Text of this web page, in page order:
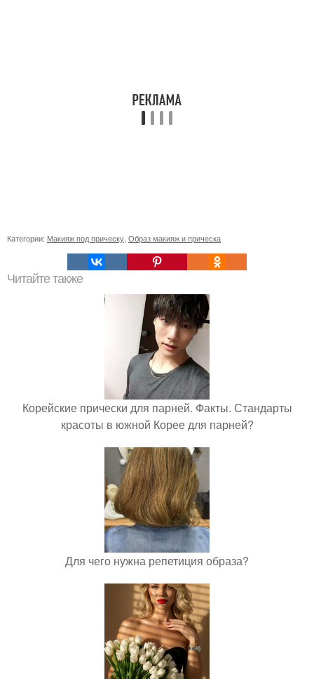
Категории: Макияж под прическу Образ макияж и прическа
Читайте также
Корейские прически для парней. Факты. Стандарты
красоты в южной Корее для парней?
Для чего нужна репетиция образа?